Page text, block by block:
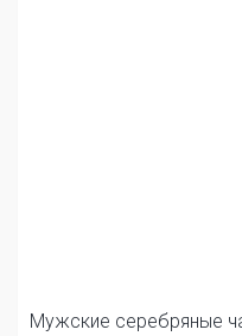
Мужские серебряные